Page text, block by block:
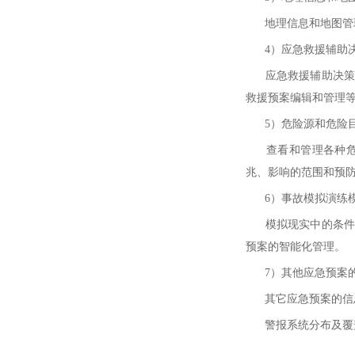
地理信息和地图管
4）应急救援辅助
应急救援辅助决策
救援预案编辑和管理
5）危险源和危险
查看和管理各种危
兆、影响的范围和预
6）事故模拟演练
模拟现实中的条件
预案的智能化管理。
7） 其他应急预案
其它应急预案的信
警报系统分布及覆